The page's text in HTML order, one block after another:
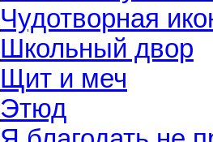
Чудотворная
Школьный двор
Щит и меч
Этюд